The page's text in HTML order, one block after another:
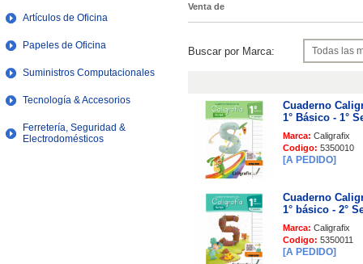
Artículos de Oficina
Papeles de Oficina
Suministros Computacionales
Tecnología & Accesorios
Ferretería, Seguridad &
Electrodomésticos
Venta de
Buscar por Marca:
Cuaderno
1° Básico - 1°
Marca: Caligrafix
Codigo: 5350010
[A PEDIDO]
Cuaderno
1° básico - 2°
Marca: Caligrafix
Codigo: 5350011
[A PEDIDO]